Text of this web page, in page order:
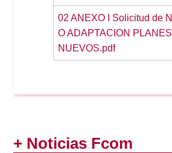
02 ANEXO I Solicitud de N
O ADAPTACION PLANES
NUEVOS.pdf
+ Noticias Fcom